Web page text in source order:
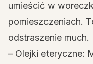
umieścić w
pomieszczeniach.
odstraszenie much.
– Olejki eteryczne: